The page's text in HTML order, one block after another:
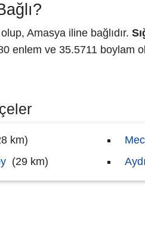
Amasya iline bağlıdır.
enlem ve 35.5711 boylam
km)
(29 km)